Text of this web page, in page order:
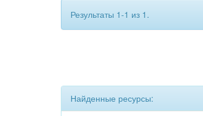
Результаты 1-1 из 1.
Найденные ресурсы: